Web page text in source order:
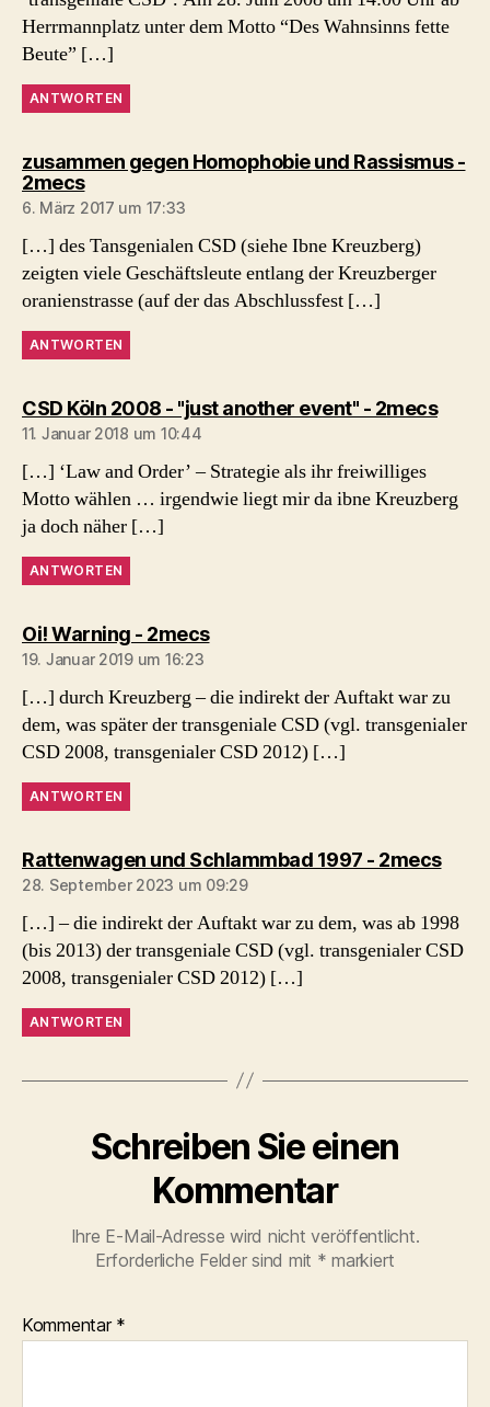
Herrmannplatz unter dem Motto “Des Wahnsinns fette
Beute” […]
ANTWORTEN
zusammen gegen Homophobie und Rassismus -
2mecssagt:
6. März 2017 um 17:33
[…] des Tansgenialen CSD (siehe Ibne Kreuzberg)
zeigten viele Geschäftsleute entlang der Kreuzberger
oranienstrasse (auf der das Abschlussfest […]
ANTWORTEN
CSD Köln 2008 - "just another event" - 2mecssagt:
11. Januar 2018 um 10:44
[…] ‘Law and Order’ – Strategie als ihr freiwilliges
Motto wählen … irgendwie liegt mir da ibne Kreuzberg
ja doch näher […]
ANTWORTEN
Oi! Warning - 2mecssagt:
19. Januar 2019 um 16:23
[…] durch Kreuzberg – die indirekt der Auftakt war zu
dem, was später der transgeniale CSD (vgl. transgenialer
CSD 2008, transgenialer CSD 2012) […]
ANTWORTEN
Rattenwagen und Schlammbad 1997 - 2mecssagt:
28. September 2023 um 09:29
[…] – die indirekt der Auftakt war zu dem, was ab 1998
(bis 2013) der transgeniale CSD (vgl. transgenialer CSD
2008, transgenialer CSD 2012) […]
ANTWORTEN
Schreiben Sie einen
Kommentar
Ihre E-Mail-Adresse wird nicht veröffentlicht.
Erforderliche Felder sind mit * markiert
Kommentar *